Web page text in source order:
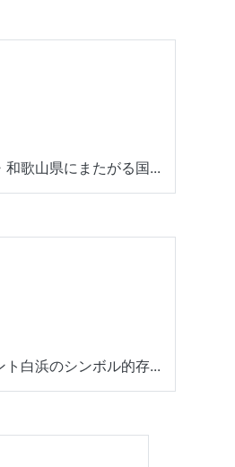
歌山県にまたがる国...
白浜のシンボル的存...